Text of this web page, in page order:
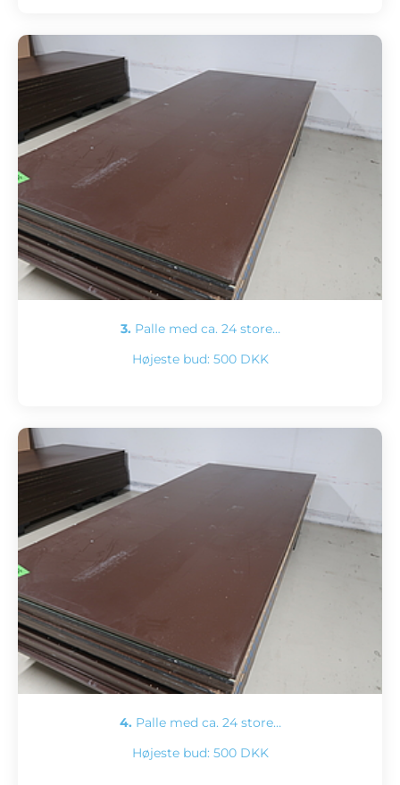
3. Palle med ca. 24 store…
Højeste bud: 500 DKK
4. Palle med ca. 24 store…
Højeste bud: 500 DKK